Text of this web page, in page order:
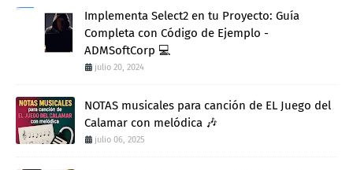
Implementa Select2 en tu Proyecto: Guía
Completa con Código de Ejemplo -
ADMSoftCorp 💻
julio 20, 2024
NOTAS musicales para canción de EL Juego del
Calamar con melódica 🎶
julio 06, 2025